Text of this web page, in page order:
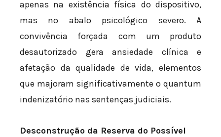
apenas na existência física do dispositivo,
mas no abalo psicológico severo. A
convivência forçada com um produto
desautorizado gera ansiedade clínica e
afetação da qualidade de vida, elementos
que majoram significativamente o quantum
indenizatório nas sentenças judiciais.
Desconstrução da Reserva do Possível